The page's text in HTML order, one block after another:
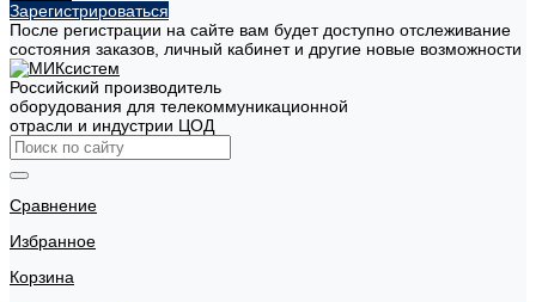
Зарегистрироваться
После регистрации на сайте вам будет доступно отслеживание
состояния заказов, личный кабинет и другие новые возможности
Российский производитель
оборудования для телекоммуникационной
отрасли и индустрии ЦОД
Сравнение
Избранное
Корзина